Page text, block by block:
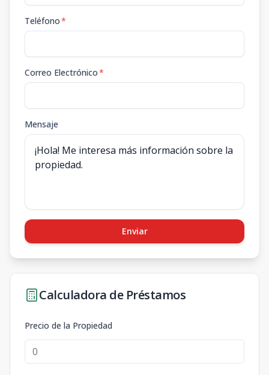
Teléfono*
Correo Electrónico*
Mensaje
Enviar
Calculadora de Préstamos
Precio de la Propiedad